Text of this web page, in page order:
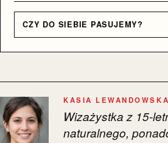
CZY DO SIEBIE PASUJEMY?
KASIA LEWANDOWSKA
Wizażystka z 15-
naturalnego,